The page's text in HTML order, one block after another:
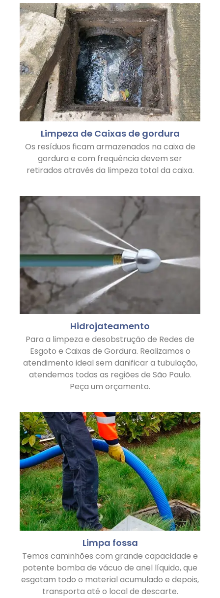
Limpeza de Caixas de gordura
Os resíduos ficam armazenados na caixa de
gordura e com frequência devem ser
retirados através da limpeza total da caixa.
Hidrojateamento
Para a limpeza e desobstrução de Redes de
Esgoto e Caixas de Gordura. Realizamos o
atendimento ideal sem danificar a tubulação,
atendemos todas as regiões de São Paulo.
Peça um orçamento.
Limpa fossa
Temos caminhões com grande capacidade e
potente bomba de vácuo de anel líquido, que
esgotam todo o material acumulado e depois,
transporta até o local de descarte.